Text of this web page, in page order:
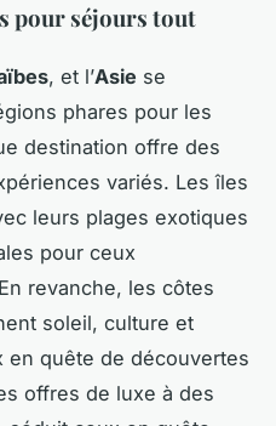
pour séjours tout
, et l’Asie se
phares pour les
destination offre des
variés. Les îles
leurs plages exotiques
pour ceux
revanche, les côtes
soleil, culture et
en quête de découvertes
offres de luxe à des